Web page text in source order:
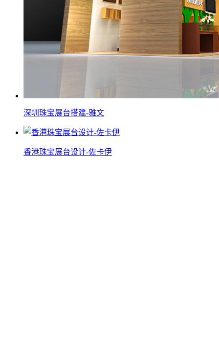
深圳珠宝展台搭建-雅文
香港珠宝展台设计-佐卡伊